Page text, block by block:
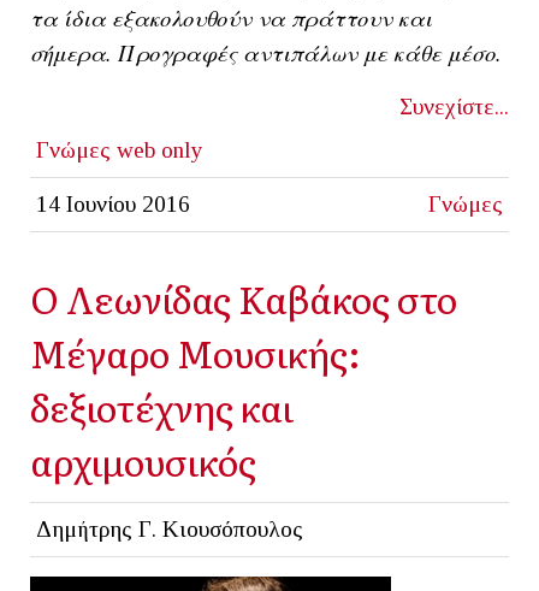
τα ίδια εξακολουθούν να πράττουν και
σήμερα. Προγραφές αντιπάλων με κάθε μέσο.
Συνεχίστε...
Γνώμες web only
14 Ιουνίου 2016 Γνώμες
Ο Λεωνίδας Καβάκος στο
Μέγαρο Μουσικής:
δεξιοτέχνης και
αρχιμουσικός
Δημήτρης Γ. Κιουσόπουλος